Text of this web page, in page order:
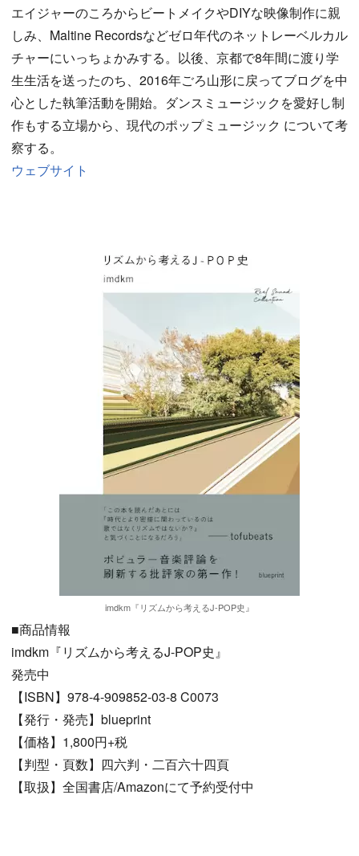
エイジャーのころからビートメイクやDIYな映像制作に親
しみ、Maltine Recordsなどゼロ年代のネットレーベルカル
チャーにいっちょかみする。以後、京都で8年間に渡り学
生生活を送ったのち、2016年ごろ山形に戻ってブログを中
心とした執筆活動を開始。ダンスミュージックを愛好し制
作もする立場から、現代のポップミュージック について考
察する。
ウェブサイト
imdkm『リズムから考えるJ-POP史』
■商品情報
imdkm『リズムから考えるJ-POP史』
発売中
【ISBN】978-4-909852-03-8 C0073
【発行・発売】blueprint
【価格】1,800円+税
【判型・頁数】四六判・二百六十四頁
【取扱】全国書店/Amazonにて予約受付中